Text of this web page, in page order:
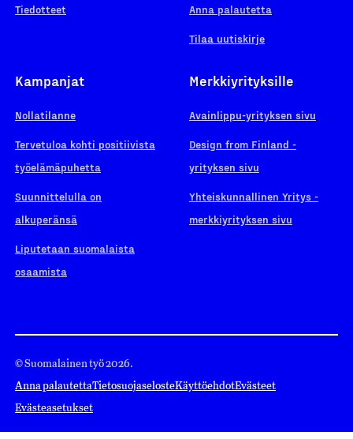
Tiedotteet Anna palautetta
Tilaa uutiskirje
Kampanjat
Nollatilanne
Tervetuloa kohti positiivista
työelämäpuhetta
Suunnittelulla on
alkuperänsä
Liputetaan suomalaista
osaamista
Merkkiyrityksille
Avainlippu-yrityksen sivu
Design from Finland -
yrityksen sivu
Yhteiskunnallinen Yritys -
merkkiyrityksen sivu
© Suomalainen työ 2026.
Anna palautettaTietosuojaselosteKäyttöehdotEvästeet
Evästeasetukset